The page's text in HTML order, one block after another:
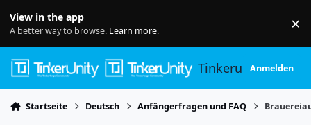
View in the app
A better way to browse. Learn more. ×
TinkerunityAnmelden
Startseite Deutsch Anfängerfragen und FAQ